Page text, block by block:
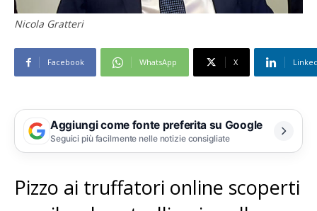
Nicola Gratteri
Facebook WhatsApp X
Aggiungi come fonte preferita su Google
Seguici più facilmente nelle notizie consigliate
Pizzo ai truffatori online scoperti